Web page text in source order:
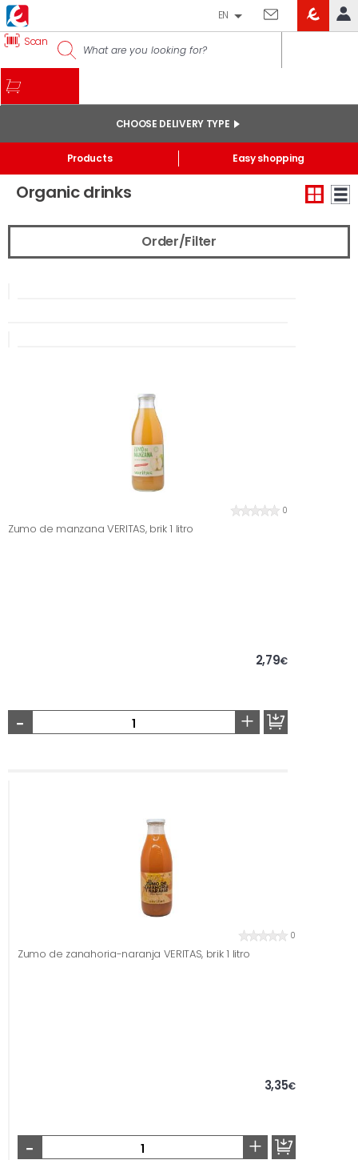
LOG IN
Online orders
My products purchased at the shop and online
Lists
EN
Scan
Products
CHOOSE DELIVERY TYPE
Easy shopping
Nutrition
Organic drinks
Order/Filter
0
Zumo de manzana VERITAS, brik 1 litro
2,79€
- +
0
Zumo de zanahoria-naranja VERITAS, brik 1 litro
3,35€
- +